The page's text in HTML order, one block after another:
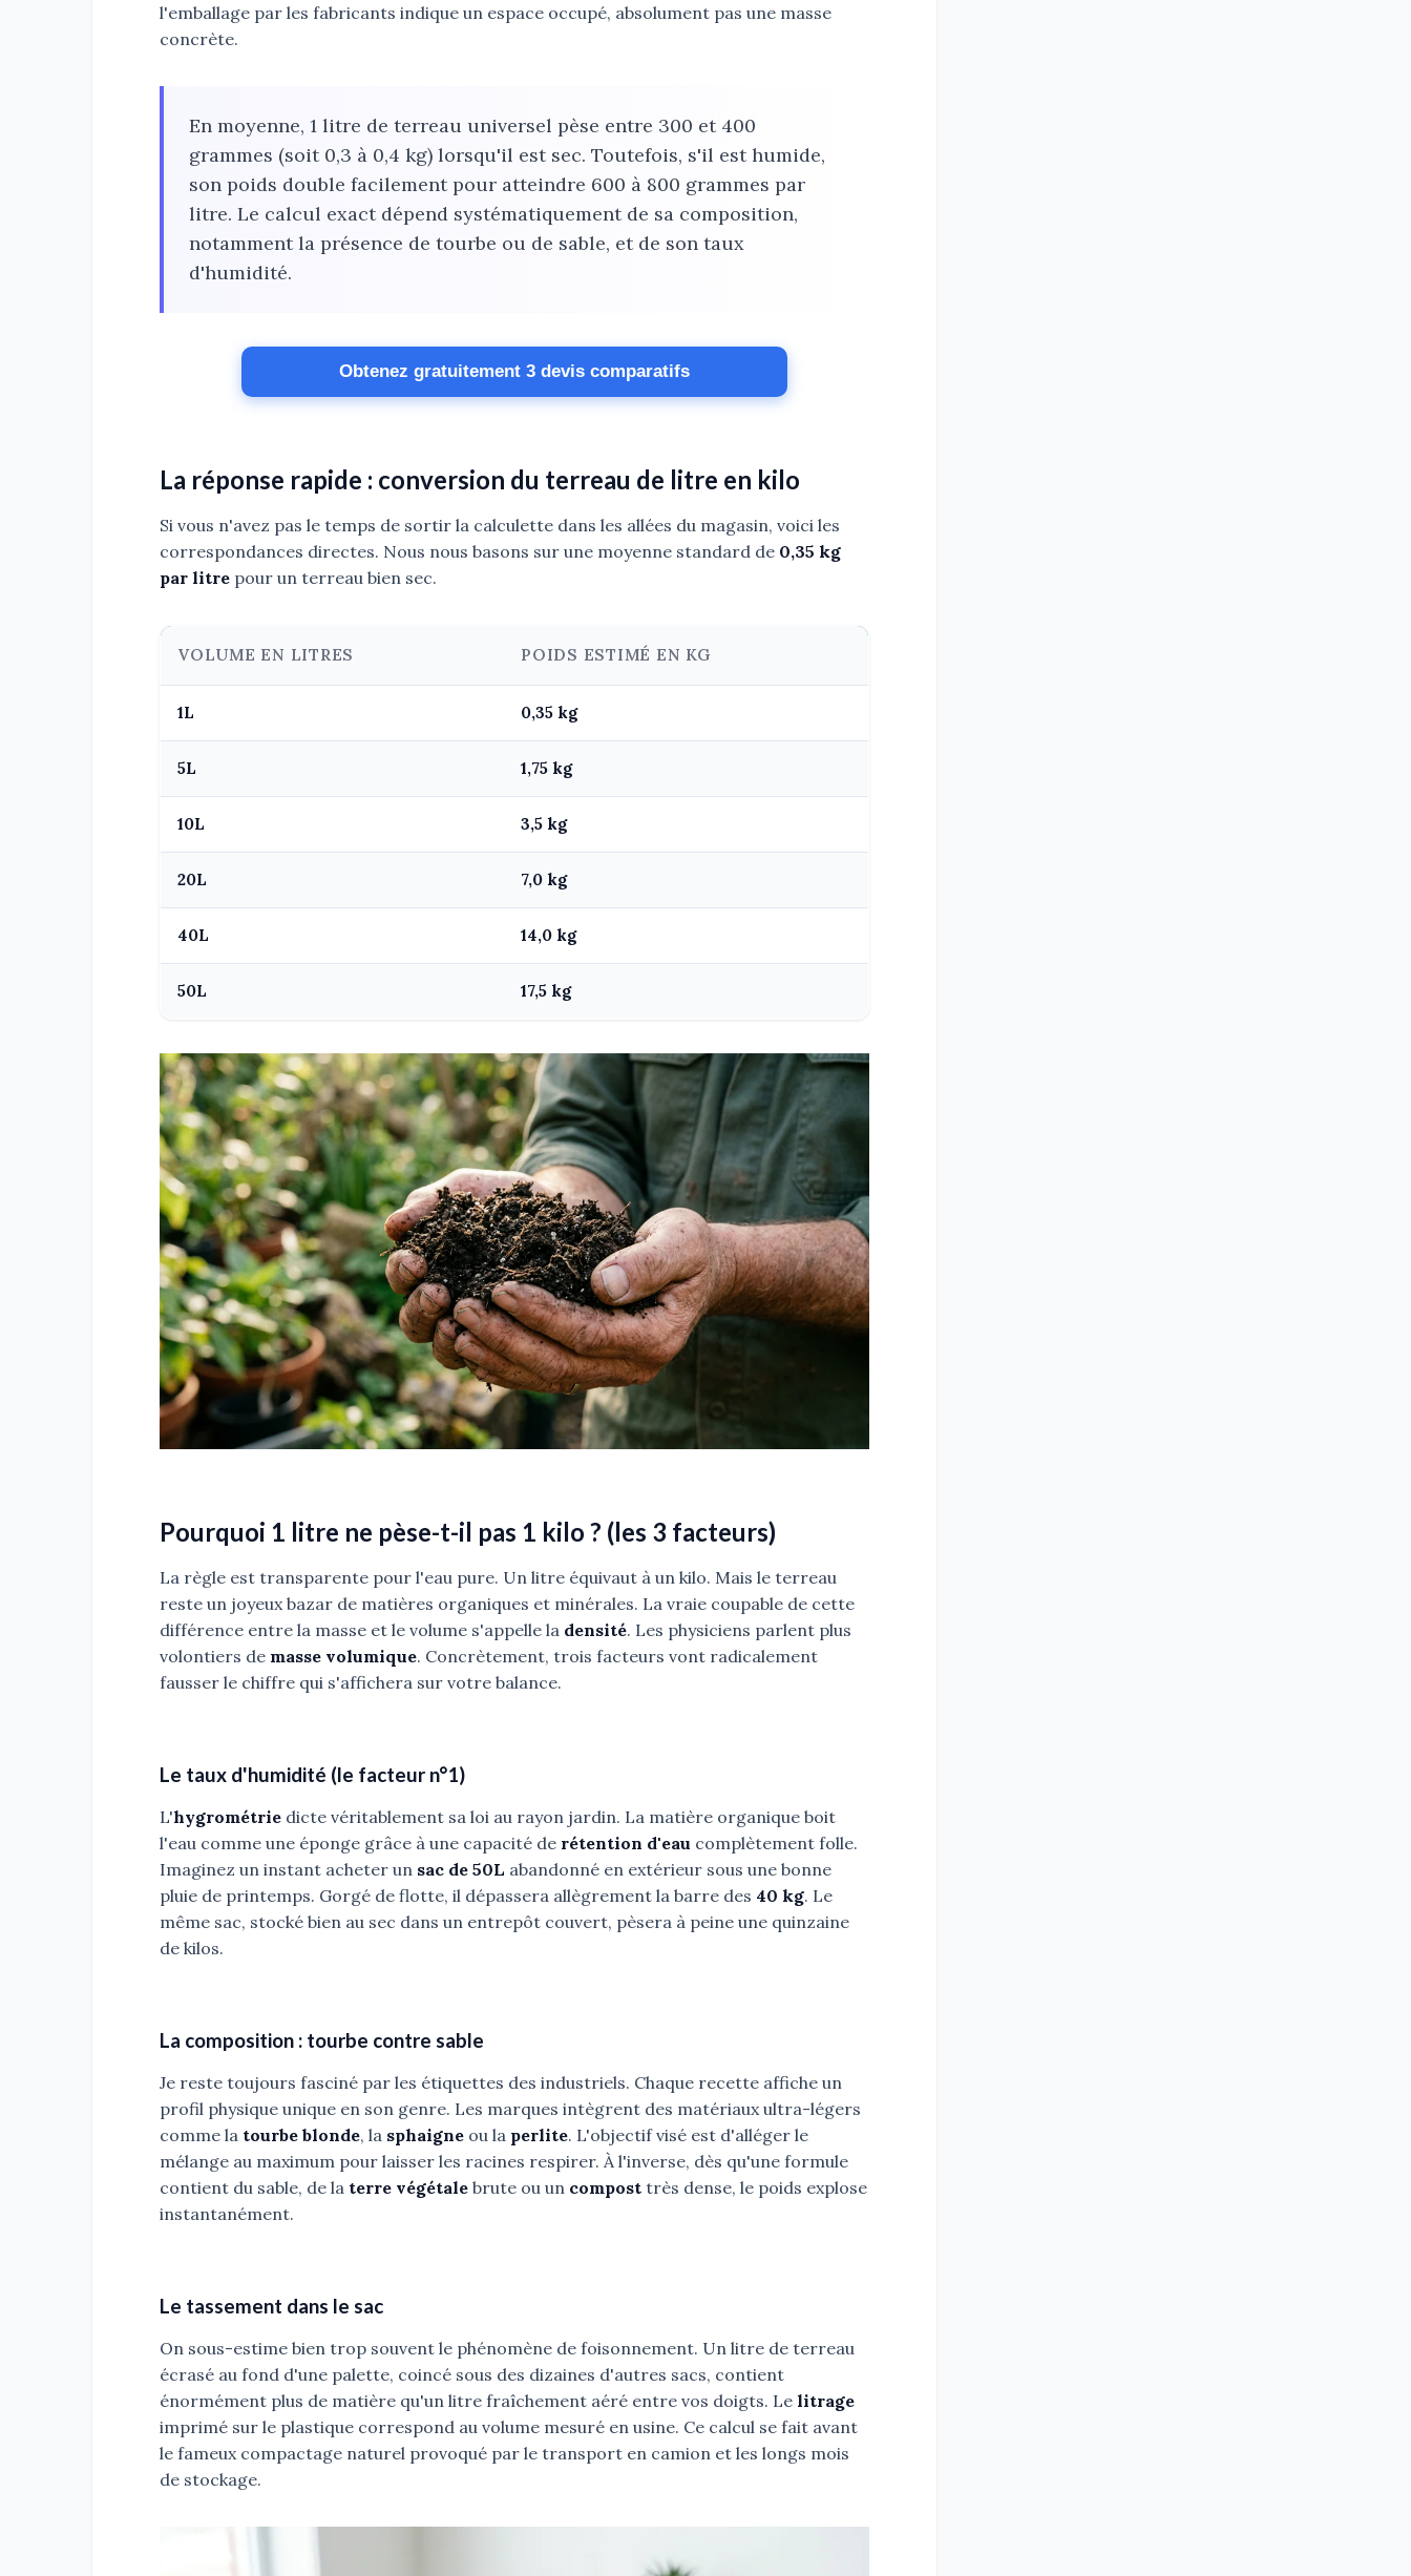
l'emballage par les fabricants indique un espace occupé, absolument pas une masse
concrète.
En moyenne, 1 litre de terreau universel pèse entre 300 et 400
grammes (soit 0,3 à 0,4 kg) lorsqu'il est sec. Toutefois, s'il est humide,
son poids double facilement pour atteindre 600 à 800 grammes par
litre. Le calcul exact dépend systématiquement de sa composition,
notamment la présence de tourbe ou de sable, et de son taux
d'humidité.
Obtenez gratuitement 3 devis comparatifs
La réponse rapide : conversion du terreau de litre en kilo
Si vous n'avez pas le temps de sortir la calculette dans les allées du magasin, voici les
correspondances directes. Nous nous basons sur une moyenne standard de 0,35 kg
par litre pour un terreau bien sec.
VOLUME EN LITRES POIDS ESTIMÉ EN KG
1L 0,35 kg
5L 1,75 kg
10L 3,5 kg
20L 7,0 kg
40L 14,0 kg
50L 17,5 kg
Pourquoi 1 litre ne pèse-t-il pas 1 kilo ? (les 3 facteurs)
La règle est transparente pour l'eau pure. Un litre équivaut à un kilo. Mais le terreau
reste un joyeux bazar de matières organiques et minérales. La vraie coupable de cette
différence entre la masse et le volume s'appelle la densité. Les physiciens parlent plus
volontiers de masse volumique. Concrètement, trois facteurs vont radicalement
fausser le chiffre qui s'affichera sur votre balance.
Le taux d'humidité (le facteur n°1)
L'hygrométrie dicte véritablement sa loi au rayon jardin. La matière organique boit
l'eau comme une éponge grâce à une capacité de rétention d'eau complètement folle.
Imaginez un instant acheter un sac de 50L abandonné en extérieur sous une bonne
pluie de printemps. Gorgé de flotte, il dépassera allègrement la barre des 40 kg. Le
même sac, stocké bien au sec dans un entrepôt couvert, pèsera à peine une quinzaine
de kilos.
La composition : tourbe contre sable
Je reste toujours fasciné par les étiquettes des industriels. Chaque recette affiche un
profil physique unique en son genre. Les marques intègrent des matériaux ultra-légers
comme la tourbe blonde, la sphaigne ou la perlite. L'objectif visé est d'alléger le
mélange au maximum pour laisser les racines respirer. À l'inverse, dès qu'une formule
contient du sable, de la terre végétale brute ou un compost très dense, le poids explose
instantanément.
Le tassement dans le sac
On sous-estime bien trop souvent le phénomène de foisonnement. Un litre de terreau
écrasé au fond d'une palette, coincé sous des dizaines d'autres sacs, contient
énormément plus de matière qu'un litre fraîchement aéré entre vos doigts. Le litrage
imprimé sur le plastique correspond au volume mesuré en usine. Ce calcul se fait avant
le fameux compactage naturel provoqué par le transport en camion et les longs mois
de stockage.